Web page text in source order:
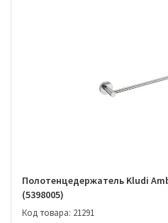
Полотенцедержатель Kludi
(5398005)
Код товара: 21291